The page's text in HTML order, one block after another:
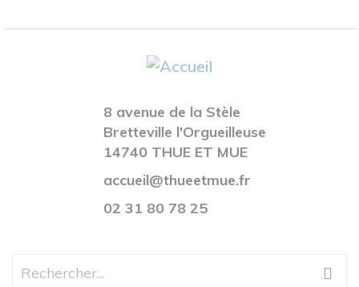
8 avenue de la Stèle
Bretteville l'Orgueilleuse
14740 THUE ET MUE
accueil@thueetmue.fr
02 31 80 78 25